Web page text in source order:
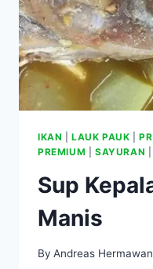
IKAN |LAUK PAUK |
PREMIUM
SAYURAN
Sup
Manis
By Andreas Hermawan